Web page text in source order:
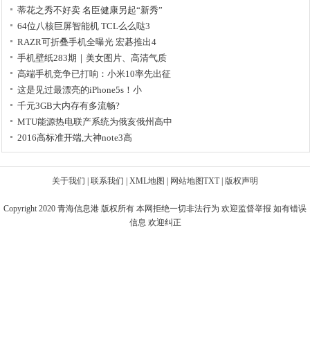
蒂花之秀不好卖 名臣健康另起“新秀”
64位八核巨屏智能机 TCL么么哒3
RAZR可折叠手机全曝光 宏碁推出4
手机壁纸283期｜美女图片、高清气质
高端手机竞争已打响：小米10率先出征
这是见过最漂亮的iPhone5s！小
千元3GB大内存有多流畅?
MTU能源热电联产系统为俄亥俄州高中
2016高标准开端,大神note3高
关于我们 | 联系我们 | XML地图 | 网站地图TXT| 版权声明
Copyright 2020 青海信息港 版权所有 本网拒绝一切非法行为 欢迎监督举报 如有错误
信息 欢迎纠正